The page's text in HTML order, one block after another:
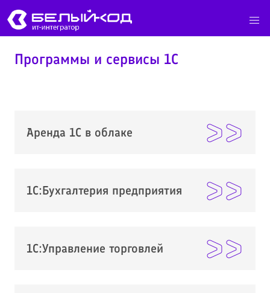
Программы и сервисы 1С
Аренда 1С в облаке
1С:Бухгалтерия предприятия
1С:Управление торговлей